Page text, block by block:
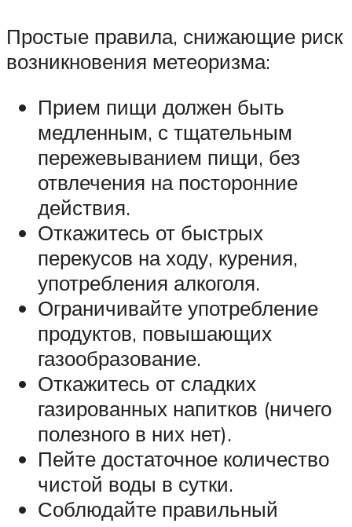
Простые правила, снижающие риск
возникновения метеоризма:
Прием пищи должен быть
медленным, с тщательным
пережевыванием пищи, без
отвлечения на посторонние
действия.
Откажитесь от быстрых
перекусов на ходу, курения,
употребления алкоголя.
Ограничивайте употребление
продуктов, повышающих
газообразование.
Откажитесь от сладких
газированных напитков (ничего
полезного в них нет).
Пейте достаточное количество
чистой воды в сутки.
Соблюдайте правильный